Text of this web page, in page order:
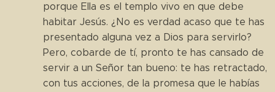
porque Ella es el templo vivo en que debe
habitar Jesús. ¿No es verdad acaso que te has
presentado alguna vez a Dios para servirlo?
Pero, cobarde de tí, pronto te has cansado de
servir a un Señor tan bueno: te has retractado,
con tus acciones, de la promesa que le habías